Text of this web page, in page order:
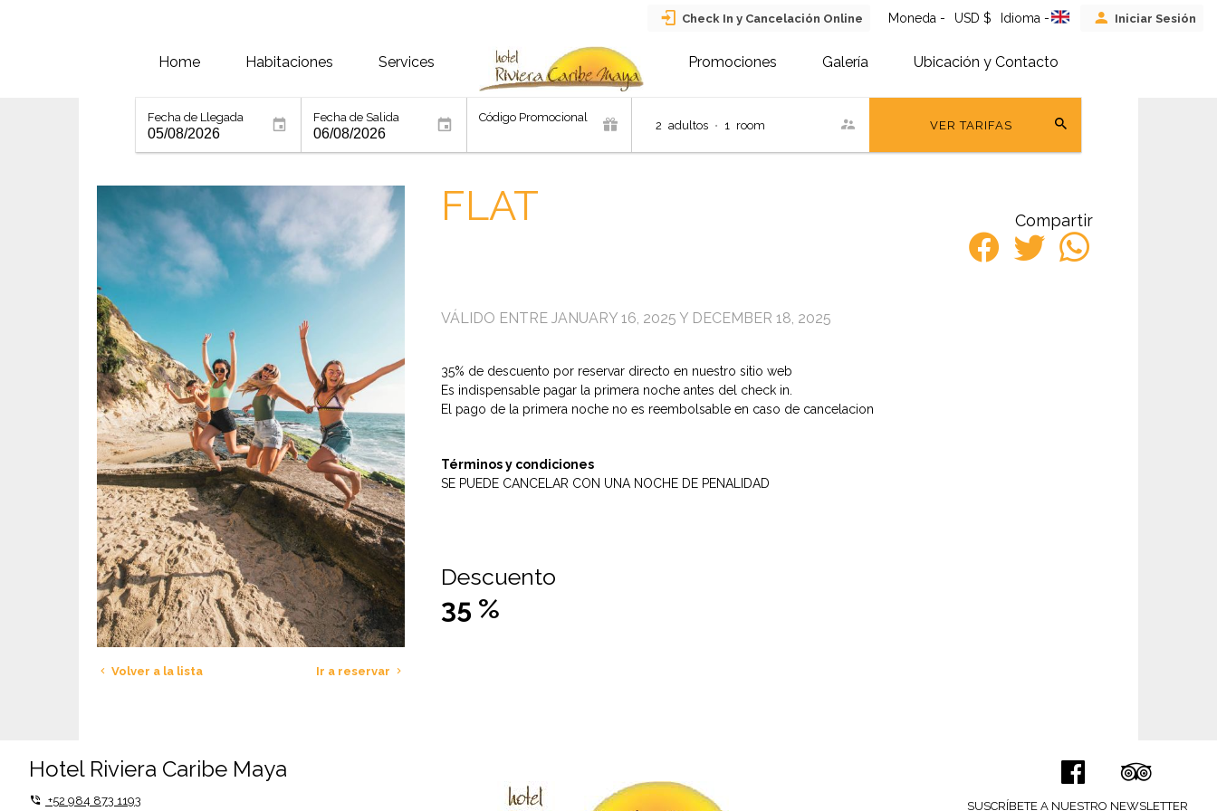
Check In y Cancelación Online Moneda - USD $ Idioma - Iniciar Sesión
Home Habitaciones Services Promociones Galería Ubicación y Contacto
Fecha de Llegada Fecha de Salida Código Promocional
2 adultos • 1 room VER TARIFAS
Volver a la lista Ir a reservar
FLAT Compartir
VÁLIDO ENTRE JANUARY 16, 2025 Y DECEMBER 18, 2025
35% de descuento por reservar directo en nuestro sitio web
Es indispensable pagar la primera noche antes del check in.
El pago de la primera noche no es reembolsable en caso de cancelacion
Términos y condiciones
SE PUEDE CANCELAR CON UNA NOCHE DE PENALIDAD
Descuento
35 %
Hotel Riviera Caribe Maya
+52 984 873 1193 SUSCRÍBETE A NUESTRO NEWSLETTER